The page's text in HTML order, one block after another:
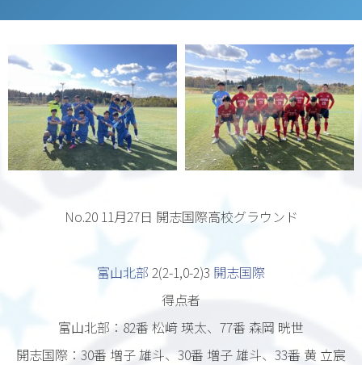
No.20 11月27日 開志国際高校グラウンド
富山北部 2(2-1,0-2)3 開志国際
得点者
富山北部：82番 松﨑 瑛太、77番 森岡 晄世
開志国際：30番 増子 雄斗、30番 増子 雄斗、33番 黄 立宸